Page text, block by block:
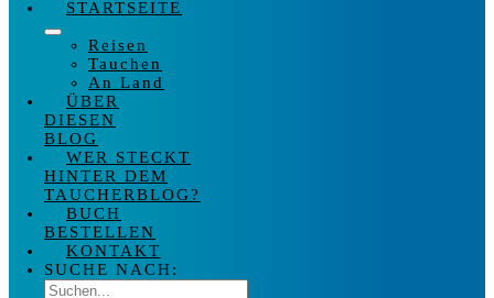
STARTSEITE
Reisen
Tauchen
An Land
ÜBER
DIESEN
BLOG
WER STECKT
HINTER DEM
TAUCHERBLOG?
BUCH
BESTELLEN
KONTAKT
SUCHE NACH: